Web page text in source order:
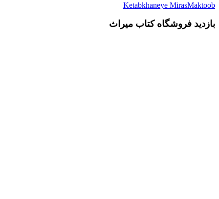
Ketabkhaneye MirasMaktoob
بازدید فروشگاه کتاب میراث